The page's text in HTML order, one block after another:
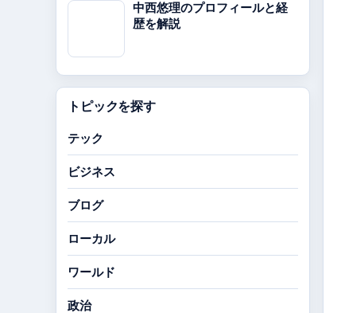
中西悠理のプロフィールと経
歴を解説
トピックを探す
テック
ビジネス
ブログ
ローカル
ワールド
政治